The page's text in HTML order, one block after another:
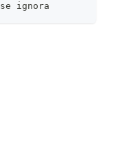
ignora